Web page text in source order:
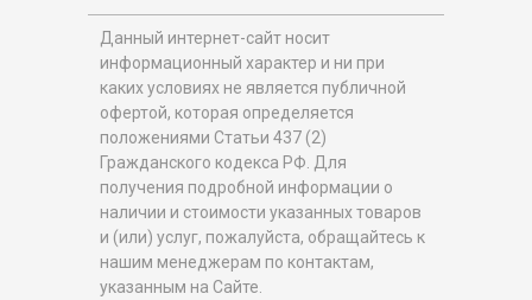
Данный интернет-сайт носит
информационный характер и ни при
каких условиях не является публичной
офертой, которая определяется
положениями Статьи 437 (2)
Гражданского кодекса РФ. Для
получения подробной информации о
наличии и стоимости указанных товаров
и (или) услуг, пожалуйста, обращайтесь к
нашим менеджерам по контактам,
указанным на Сайте.